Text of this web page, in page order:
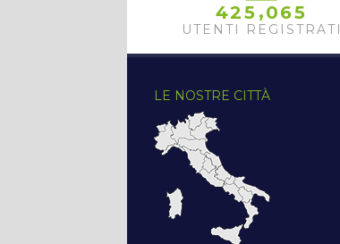
425 ,065
UTENTI REGISTRATI
LE NOSTRE CITTÀ